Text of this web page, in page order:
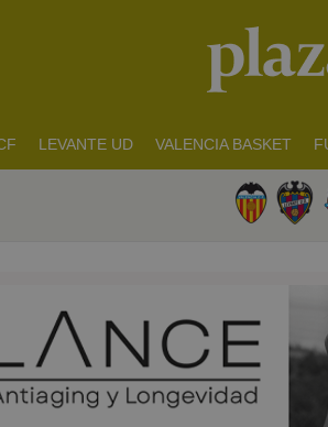
LEVANTE UD VALENCIA BASKET